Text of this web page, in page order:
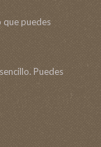
que puedes
Puedes